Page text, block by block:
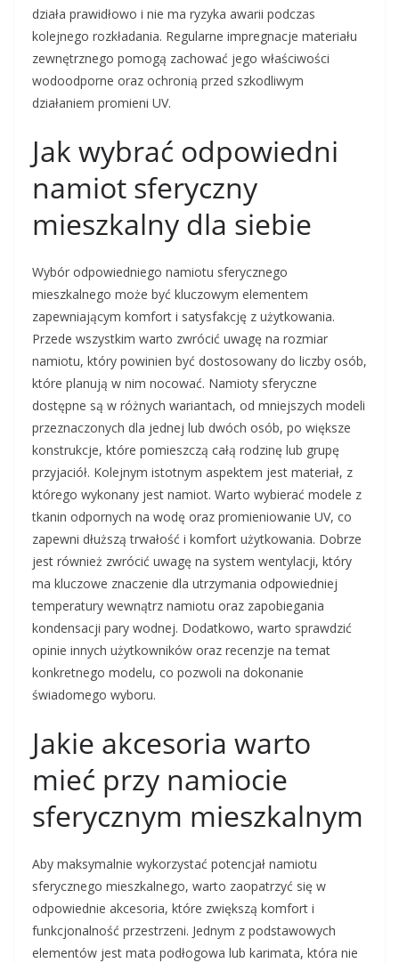
działa prawidłowo i nie ma ryzyka awarii podczas
kolejnego rozkładania. Regularne impregnacje materiału
zewnętrznego pomogą zachować jego właściwości
wodoodporne oraz ochronią przed szkodliwym
działaniem promieni UV.
Jak wybrać odpowiedni
namiot sferyczny
mieszkalny dla siebie
Wybór odpowiedniego namiotu sferycznego
mieszkalnego może być kluczowym elementem
zapewniającym komfort i satysfakcję z użytkowania.
Przede wszystkim warto zwrócić uwagę na rozmiar
namiotu, który powinien być dostosowany do liczby osób,
które planują w nim nocować. Namioty sferyczne
dostępne są w różnych wariantach, od mniejszych modeli
przeznaczonych dla jednej lub dwóch osób, po większe
konstrukcje, które pomieszczą całą rodzinę lub grupę
przyjaciół. Kolejnym istotnym aspektem jest materiał, z
którego wykonany jest namiot. Warto wybierać modele z
tkanin odpornych na wodę oraz promieniowanie UV, co
zapewni dłuższą trwałość i komfort użytkowania. Dobrze
jest również zwrócić uwagę na system wentylacji, który
ma kluczowe znaczenie dla utrzymania odpowiedniej
temperatury wewnątrz namiotu oraz zapobiegania
kondensacji pary wodnej. Dodatkowo, warto sprawdzić
opinie innych użytkowników oraz recenzje na temat
konkretnego modelu, co pozwoli na dokonanie
świadomego wyboru.
Jakie akcesoria warto
mieć przy namiocie
sferycznym mieszkalnym
Aby maksymalnie wykorzystać potencjał namiotu
sferycznego mieszkalnego, warto zaopatrzyć się w
odpowiednie akcesoria, które zwiększą komfort i
funkcjonalność przestrzeni. Jednym z podstawowych
elementów jest mata podłogowa lub karimata, która nie